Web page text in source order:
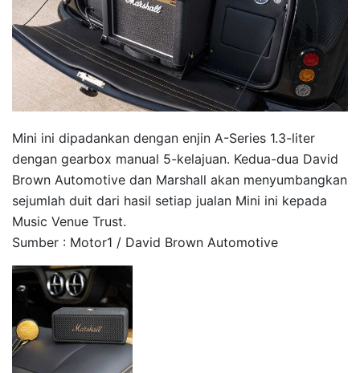
Mini ini dipadankan dengan enjin A-Series 1.3-liter
dengan gearbox manual 5-kelajuan. Kedua-dua David
Brown Automotive dan Marshall akan menyumbangkan
sejumlah duit dari hasil setiap jualan Mini ini kepada
Music Venue Trust.
Sumber : Motor1 / David Brown Automotive